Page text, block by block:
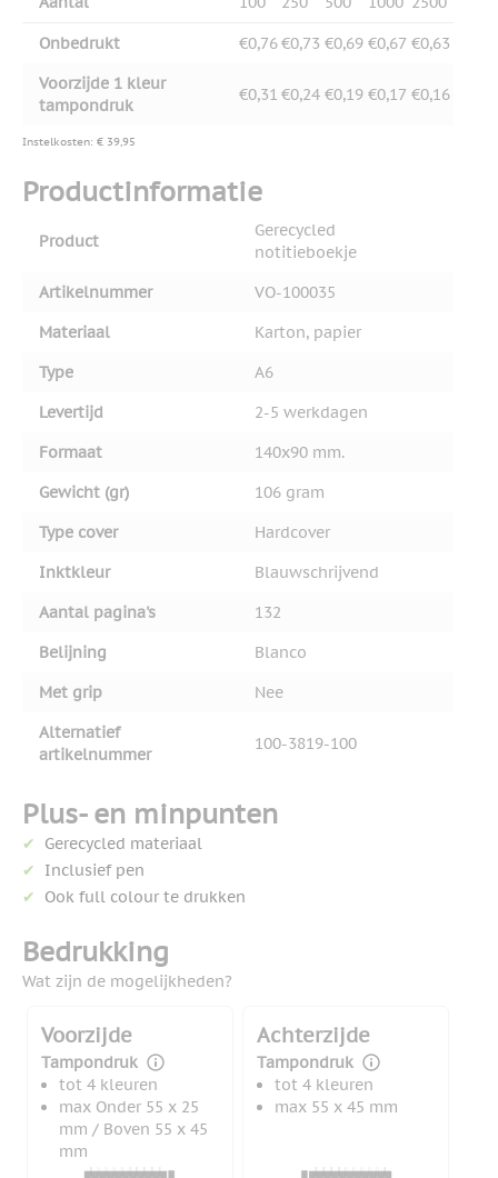
Onbedrukt €0,76€0,73 €0,69 €0,67 €0,63
Voorzijde 1 kleur
tampondruk
€0,31 €0,24 €0,19 €0,17 €0,16
Instelkosten: € 39,95
Productinformatie
Product
Gerecycled
notitieboekje
Artikelnummer
VO-100035
Materiaal
Karton, papier
Type
A6
Levertijd
2-5 werkdagen
Formaat
140x90 mm.
Gewicht (gr)
106 gram
Type cover
Hardcover
Inktkleur
Blauwschrijvend
Aantal pagina's
132
Belijning
Blanco
Met grip
Nee
Alternatief
artikelnummer
100-3819-100
Plus- en minpunten
Gerecycled materiaal
Inclusief pen
Ook full colour te drukken
Bedrukking
Wat zijn de mogelijkheden?
Voorzijde
Tampondruk
tot 4 kleuren
max Onder 55 x 25
mm / Boven 55 x 45
mm
Achterzijde
Tampondruk
tot 4 kleuren
max 55 x 45 mm